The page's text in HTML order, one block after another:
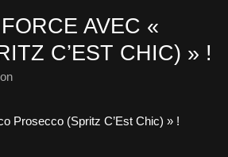
AVEC «
C’EST CHIC) » !